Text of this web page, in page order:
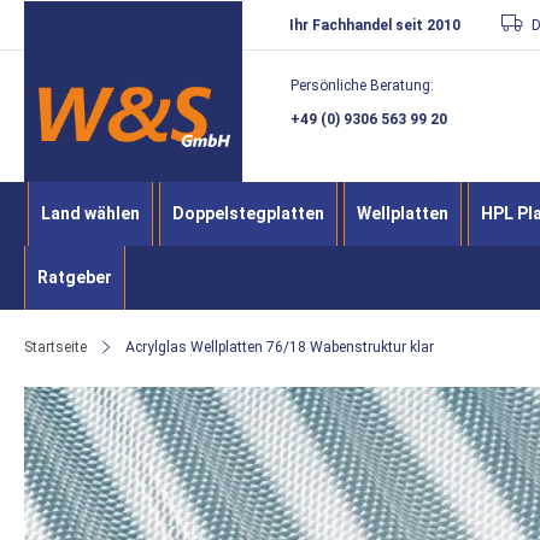
Direkt
zum
Inhalt
Ihr Fachhandel seit 2010
Persönliche Beratung:
+49 (0) 9306 563 99 20
Land wählen Doppelstegplatten Wellplatten HPL
Ratgeber
Startseite Acrylglas Wellplatten 76/18 Wabenstruktur klar
Zum
Ende
der
Bildergalerie